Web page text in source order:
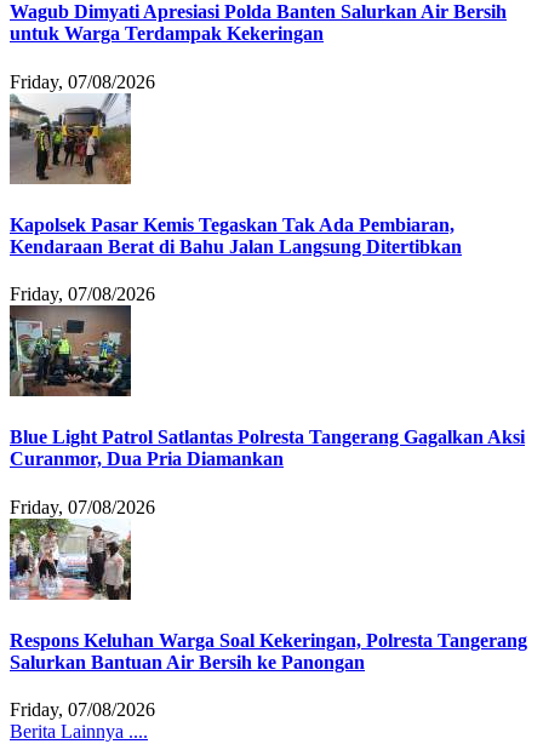
Wagub Dimyati Apresiasi Polda Banten Salurkan Air Bersih
untuk Warga Terdampak Kekeringan
Friday, 07/08/2026
Kapolsek Pasar Kemis Tegaskan Tak Ada Pembiaran,
Kendaraan Berat di Bahu Jalan Langsung Ditertibkan
Friday, 07/08/2026
Blue Light Patrol Satlantas Polresta Tangerang Gagalkan Aksi
Curanmor, Dua Pria Diamankan
Friday, 07/08/2026
Respons Keluhan Warga Soal Kekeringan, Polresta Tangerang
Salurkan Bantuan Air Bersih ke Panongan
Friday, 07/08/2026
Berita Lainnya ....